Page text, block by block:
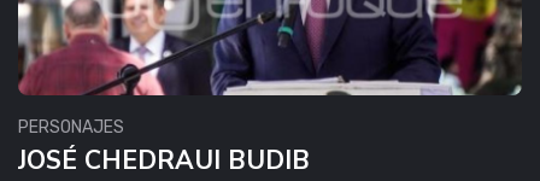
PERSONAJES
JOSÉ CHEDRAUI BUDIB